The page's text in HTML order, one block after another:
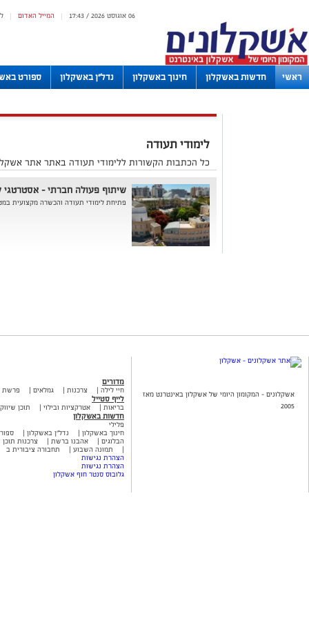
| המייל האדום | 06 אוגוסט 2026 / 17:43
ראשי חדשות באשקלון חינוך באשקלון נדל"ן באשקלון ספורט
לימודי תעודה
כל הכתבות הקשורות ללימודי תעודה באתר אתר
שיתוף פעולה חברתי - אסטרטגי
פתיחת לימודי תעודה והכשרה מקצועית
אשקלונים - המקומון היומי של אשקלון באינטרנט מאז
2005
מדורים
חיי לילה צרכנות גמלאים פרשת
לייף סטייל
בריאות אטרקציות ובילוי תוכן
חדשות באשקלון
פלילי
חינוך באשקלון
נדל"ן באשקלון
הבלוגים
אהבנו ברשת
צרכנות תוכן
תמונה השבוע
תחבורה ציבורית ב
הצהרת נגישות
הצהרת נגישות
גלובוס סנטר חוף אשקלון